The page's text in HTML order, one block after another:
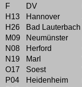
F
DV
H13
Hannover
H26
Bad Lauterbach
M09
Neumünster
N08
Herford
N19
Marl
O17
Soest
P04
Heidenheim